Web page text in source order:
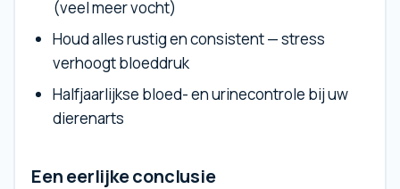
(veel meer vocht)
Houd alles rustig en consistent — stress
verhoogt bloeddruk
Halfjaarlijkse bloed- en urinecontrole bij uw
dierenarts
Een eerlijke conclusie